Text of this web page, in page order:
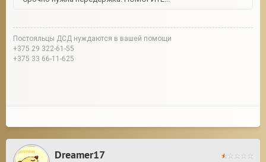
Постояльцы ДСД нуждаются в вашей помощи
+375 29 322-61-55
+375 33 66-11-625
Dreamer17